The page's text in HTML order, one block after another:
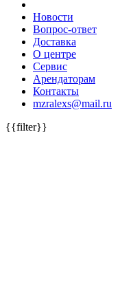
Новости
Вопрос-ответ
Доставка
О центре
Сервис
Арендаторам
Контакты
mzralexs@mail.ru
{{filter}}